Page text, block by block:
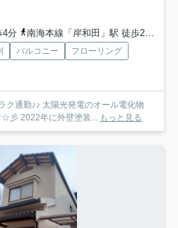
4分
南海本線「岸和田」駅 徒歩24分
バルコニー
フローリング
ク通勤♪♪ 太陽光発電のオール電化物
彡 2022年に外壁塗装... もっと見る